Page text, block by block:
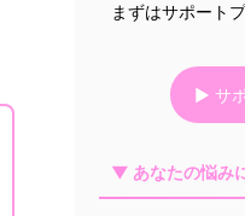
まずはサポート
▶ サ
▼ あなたの悩み